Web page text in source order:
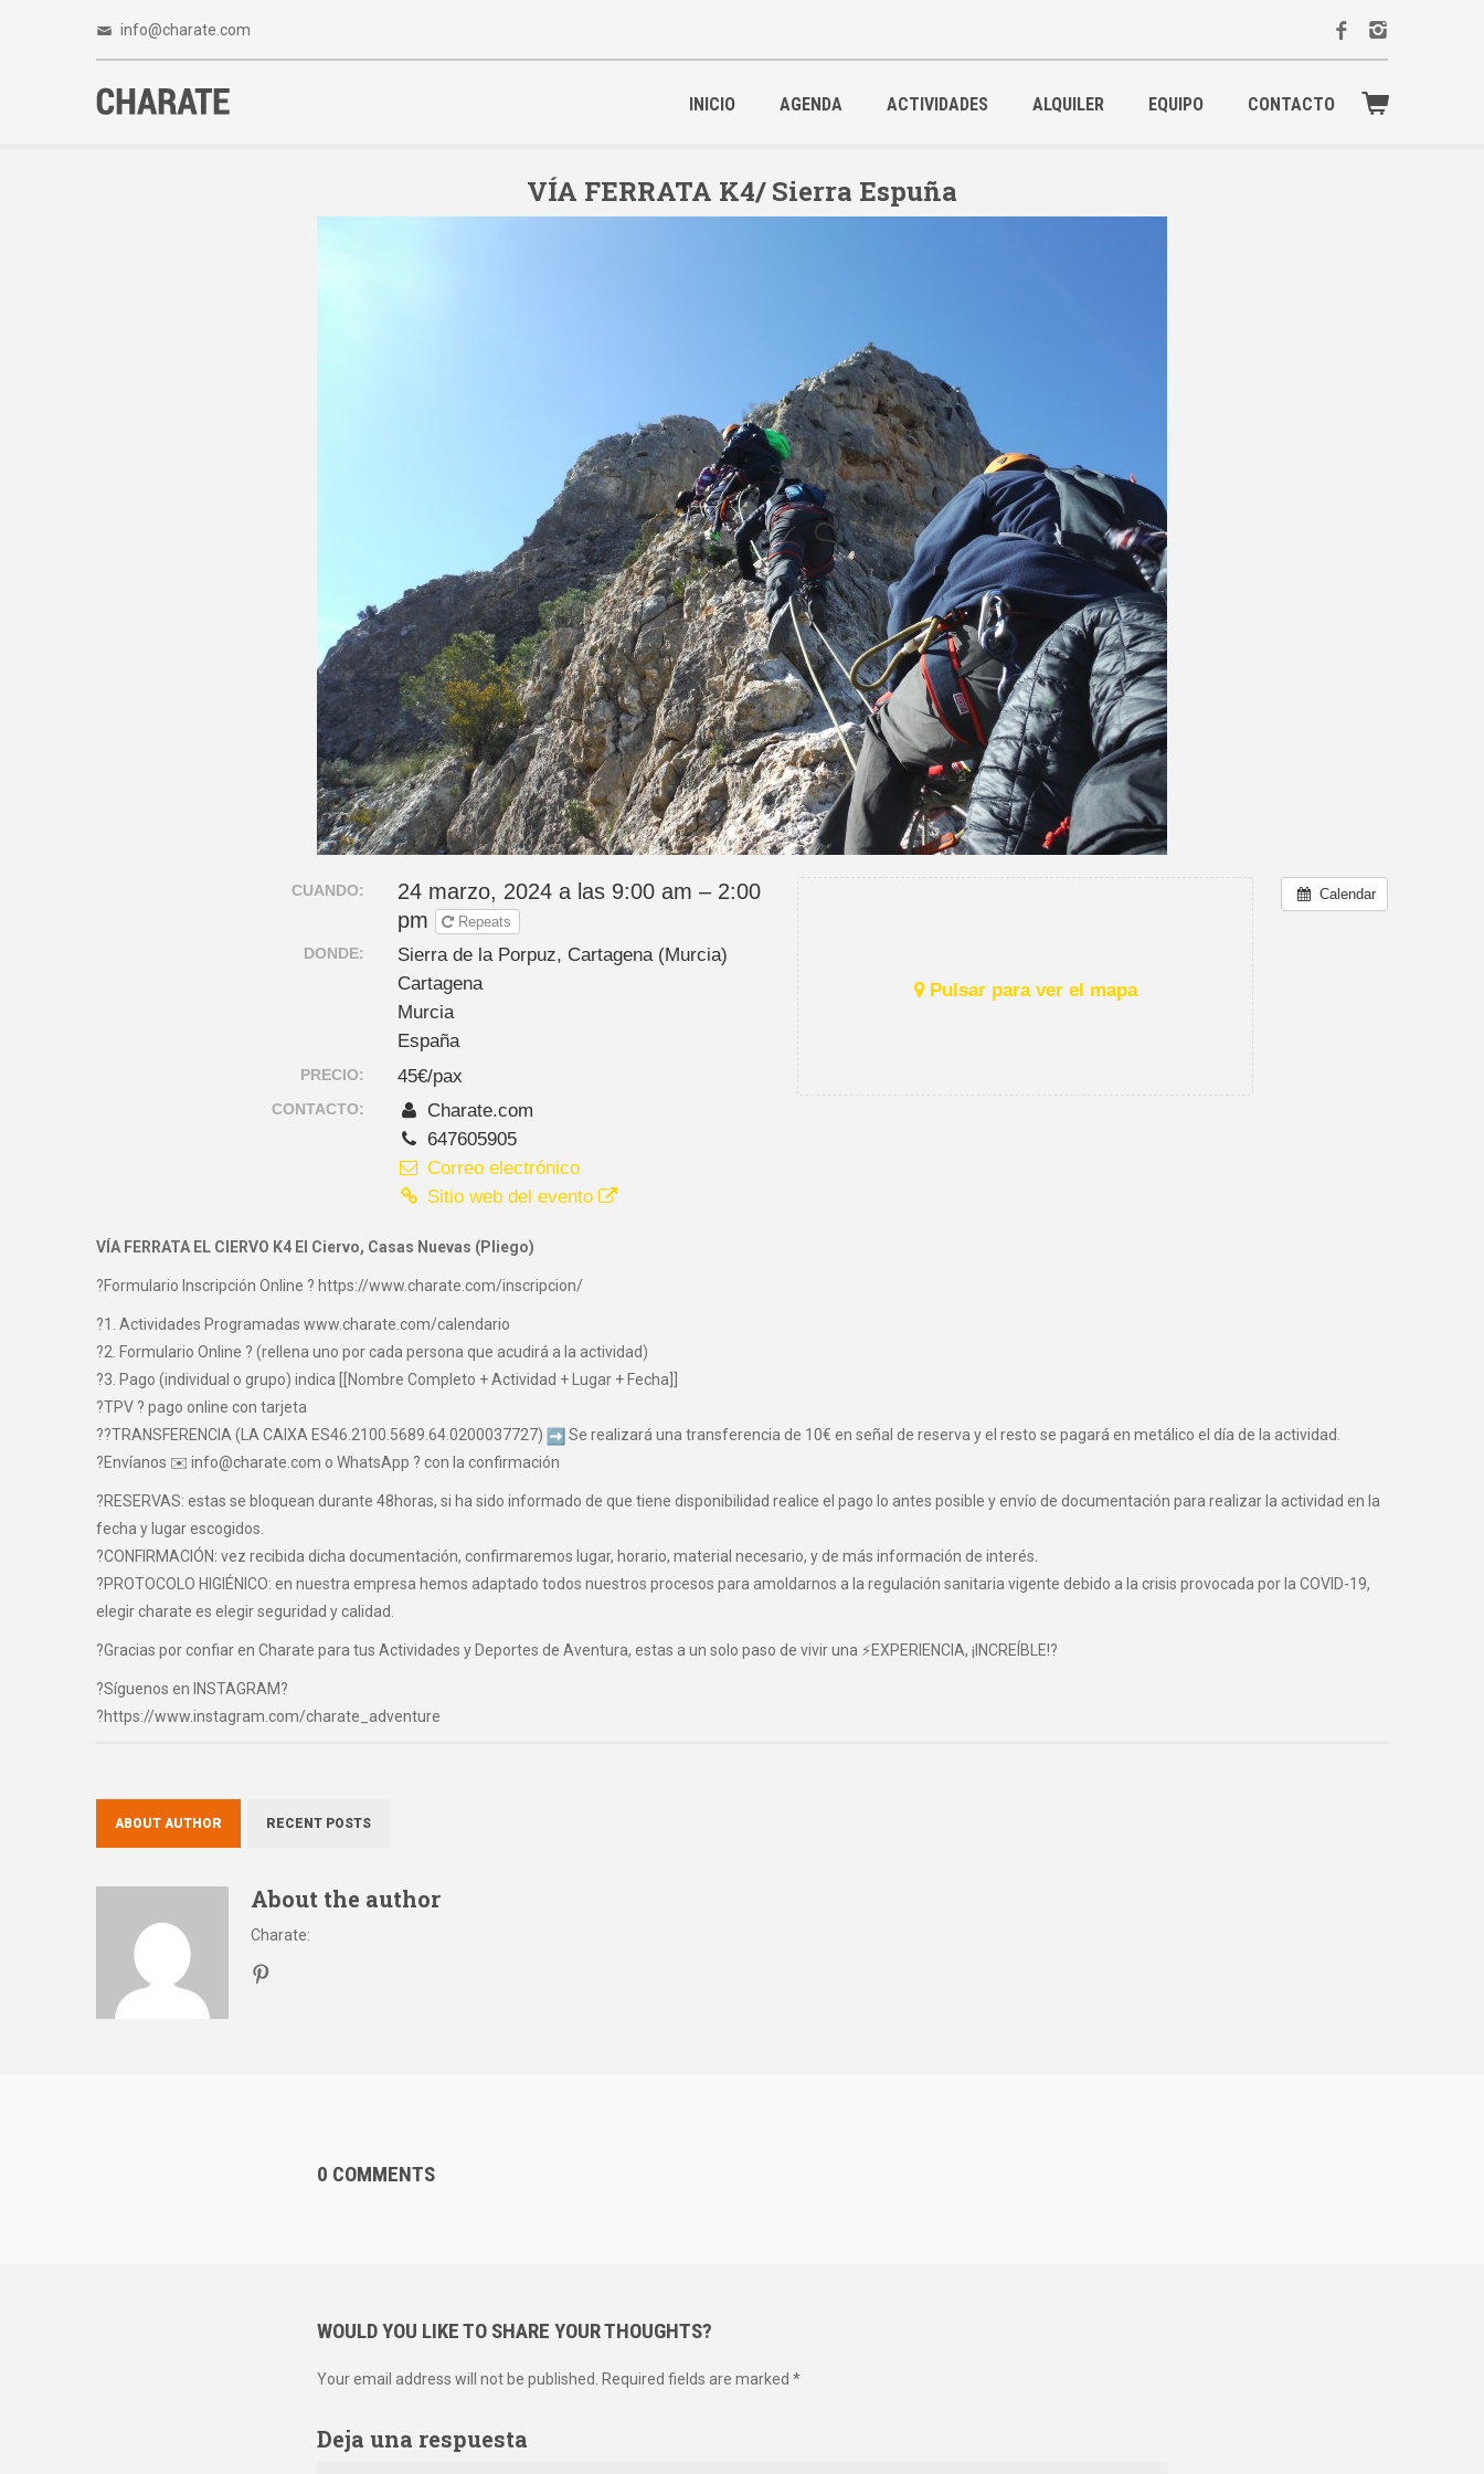
info@charate.com
INICIO AGENDA ACTIVIDADES ALQUILER EQUIPO CONTACTO
VÍA FERRATA K4/ Sierra Espuña
Calendar
Pulsar para ver el mapa
CUANDO:
24 marzo, 2024 a las 9:00 am – 2:00
pm
Repeats
DONDE:
Sierra de la Porpuz, Cartagena (Murcia)
Cartagena
Murcia
España
PRECIO: 45€/pax
CONTACTO:
Charate.com
647605905
Correo electrónico
Sitio web del evento
VÍA FERRATA EL CIERVO K4 El Ciervo, Casas Nuevas (Pliego)
?Formulario Inscripción Online ? https://www.charate.com/inscripcion/
?1. Actividades Programadas www.charate.com/calendario
?2. Formulario Online ? (rellena uno por cada persona que acudirá a la actividad)
?3. Pago (individual o grupo) indica [[Nombre Completo + Actividad + Lugar + Fecha]]
?TPV ? pago online con tarjeta
??TRANSFERENCIA (LA CAIXA ES46.2100.5689.64.0200037727)
Se realizará una transferencia de 10€ en señal de reserva y el resto se pagará en metálico el día de la actividad.
?Envíanos ✉️ info@charate.com o WhatsApp ? con la confirmación
?RESERVAS: estas se bloquean durante 48horas, si ha sido informado de que tiene disponibilidad realice el pago lo antes posible y envío de documentación para realizar la actividad en la
fecha y lugar escogidos.
?CONFIRMACIÓN: vez recibida dicha documentación, confirmaremos lugar, horario, material necesario, y de más información de interés.
?PROTOCOLO HIGIÉNICO: en nuestra empresa hemos adaptado todos nuestros procesos para amoldarnos a la regulación sanitaria vigente debido a la crisis provocada por la COVID-19,
elegir charate es elegir seguridad y calidad.
?Gracias por confiar en Charate para tus Actividades y Deportes de Aventura, estas a un solo paso de vivir una ⚡EXPERIENCIA, ¡INCREÍBLE!?
?Síguenos en INSTAGRAM?
?https://www.instagram.com/charate_adventure
ABOUT AUTHOR RECENT POSTS
About the author
Charate:
0 COMMENTS
WOULD YOU LIKE TO SHARE YOUR THOUGHTS?
Your email address will not be published. Required fields are marked *
Deja una respuesta